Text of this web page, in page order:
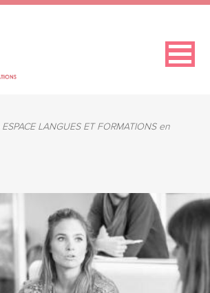
ESPACE LANGUES ET FORMATIONS en